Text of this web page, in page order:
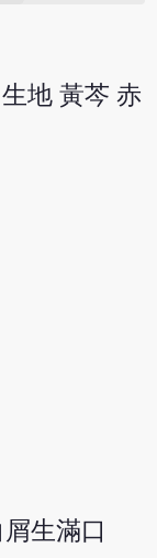
地 黃芩 赤
生滿口